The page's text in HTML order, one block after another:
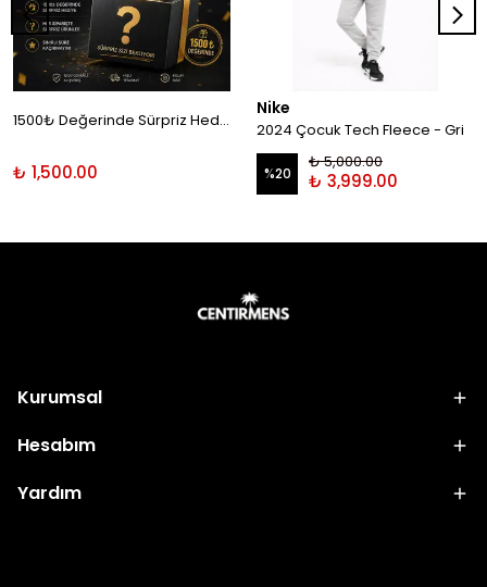
1500₺ Değerinde Sürpriz Hediye!
₺ 1,500.00
Nike
2024 Çocuk Tech Fleece - Gri
%20
₺ 5,000.00
₺ 3,999.00
Kurumsal
Hesabım
Yardım